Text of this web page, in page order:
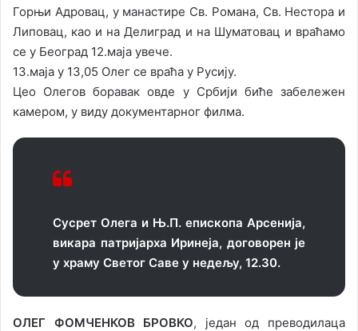
Горњи Адровац, у манастире Св. Романа, Св. Нестора и
Липовац, као и на Делиград и на Шуматовац и враћамо
се у Београд 12.маја увече.
13.маја у 13,05 Олег се враћа у Русију.
Цео Олегов боравак овде у Србији биће забележен
камером, у виду документарног филма.
Сусрет Олега и Њ.П. епископа Арсенија,
викара патријарха Иринеја, договорен је
у храму Светог Саве у недељу, 12.30.
ОЛЕГ ФОМЧЕНКОВ БРОВКО, један од преводилаца